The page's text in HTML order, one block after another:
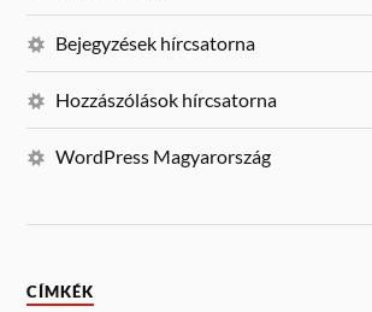
Bejegyzések hírcsatorna
Hozzászólások hírcsatorna
WordPress Magyarország
CÍMKÉK